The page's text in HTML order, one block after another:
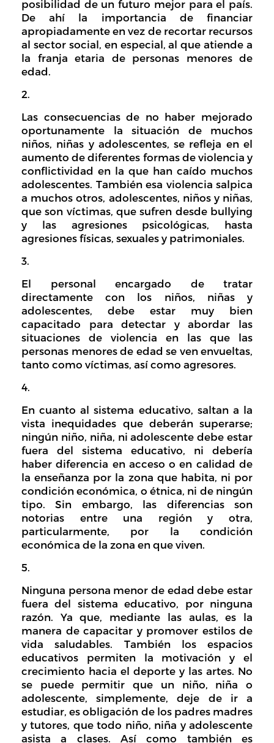
posibilidad de un futuro mejor para el país.
De ahí la importancia de financiar
apropiadamente en vez de recortar recursos
al sector social, en especial, al que atiende a
la franja etaria de personas menores de
edad.
Las consecuencias de no haber mejorado
oportunamente la situación de muchos
niños, niñas y adolescentes, se refleja en el
aumento de diferentes formas de violencia y
conflictividad en la que han caído muchos
adolescentes. También esa violencia salpica
a muchos otros, adolescentes, niños y niñas,
que son víctimas, que sufren desde bullying
y las agresiones psicológicas, hasta
agresiones físicas, sexuales y patrimoniales.
El personal encargado de tratar
directamente con los niños, niñas y
adolescentes, debe estar muy bien
capacitado para detectar y abordar las
situaciones de violencia en las que las
personas menores de edad se ven envueltas,
tanto como víctimas, así como agresores.
En cuanto al sistema educativo, saltan a la
vista inequidades que deberán superarse;
ningún niño, niña, ni adolescente debe estar
fuera del sistema educativo, ni debería
haber diferencia en acceso o en calidad de
la enseñanza por la zona que habita, ni por
condición económica, o étnica, ni de ningún
tipo. Sin embargo, las diferencias son
notorias entre una región y otra,
particularmente, por la condición
económica de la zona en que viven.
Ninguna persona menor de edad debe estar
fuera del sistema educativo, por ninguna
razón. Ya que, mediante las aulas, es la
manera de capacitar y promover estilos de
vida saludables. También los espacios
educativos permiten la motivación y el
crecimiento hacia el deporte y las artes. No
se puede permitir que un niño, niña o
adolescente, simplemente, deje de ir a
estudiar, es obligación de los padres madres
y tutores, que todo niño, niña y adolescente
asista a clases. Así como también es